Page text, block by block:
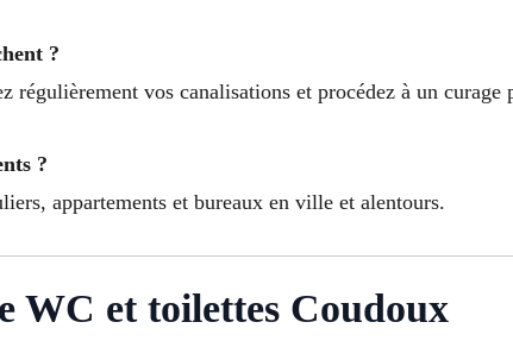
?
régulièrement vos canalisations et procédez à un curage
?
appartements et bureaux en ville et alentours.
WC et toilettes Coudoux